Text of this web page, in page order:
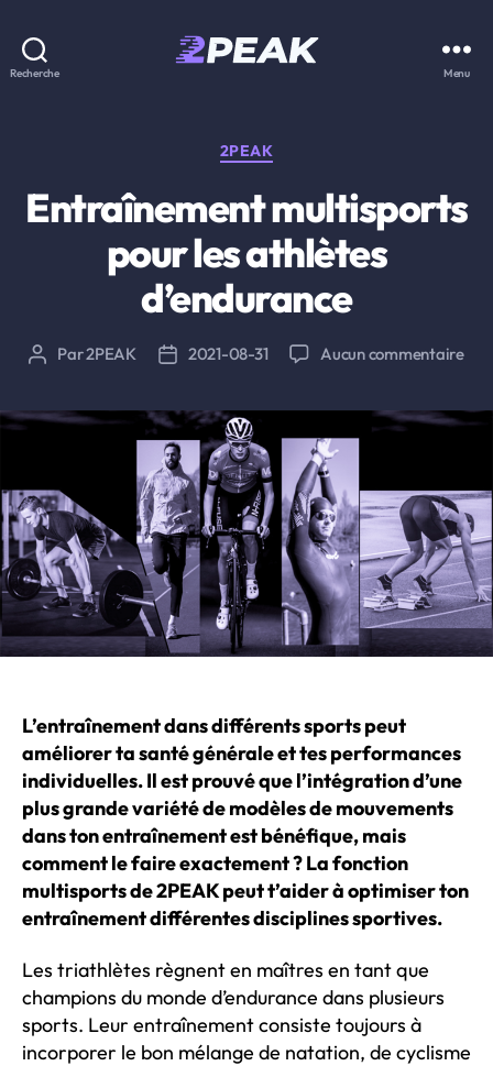
Recherche Menu
Catégories
2PEAK
Entraînement multisports
pour les athlètes
d’endurance
Auteur
Par2PEAK
Date2021-08-31 Aucun commentairesur
L’entraînement dans différents sports peut
améliorer ta santé générale et tes performances
individuelles. Il est prouvé que l’intégration d’une
plus grande variété de modèles de mouvements
dans ton entraînement est bénéfique, mais
comment le faire exactement ? La fonction
multisports de 2PEAK peut t’aider à optimiser ton
entraînement différentes disciplines sportives.
Les triathlètes règnent en maîtres en tant que
champions du monde d’endurance dans plusieurs
sports. Leur entraînement consiste toujours à
incorporer le bon mélange de natation, de cyclisme